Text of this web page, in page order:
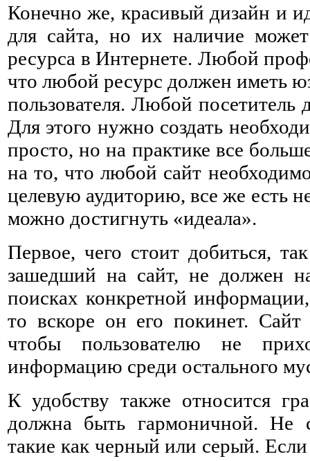
Конечно же, красивый дизайн и
для сайта, но их наличие
ресурса в Интернете. Любой
что любой ресурс должен иметь
пользователя. Любой посетитель
Для этого нужно создать
просто, но на практике все
на то, что любой сайт
целевую аудиторию, все же есть
можно достигнуть «идеала».
Первое, чего стоит добиться,
зашедший на сайт, не должен
поисках конкретной
то вскоре он его покинет.
чтобы пользователю не
информацию среди остального
К удобству также относится
должна быть гармоничной. Не
такие как черный или серый.